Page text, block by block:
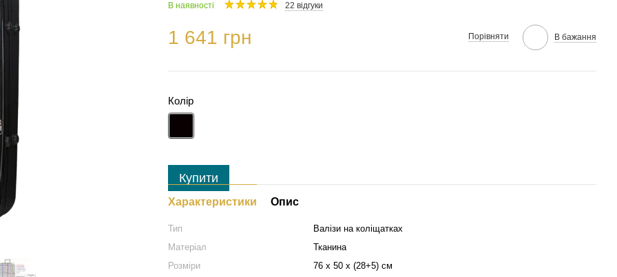
В наявності 22 відгуки
1 641 грн Порівняти В бажання
Колір
Купити
Характеристики Опис
Тип
Валізи на коліщатках
Матеріал
Тканина
Розміри
76 х 50 х (28+5) см